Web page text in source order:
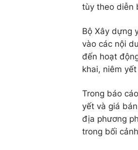
tùy theo diễn
Bộ Xây dựng
vào các nội
đến hoạt
khai, niêm
Trong báo
yết và giá
địa phương
trong bối